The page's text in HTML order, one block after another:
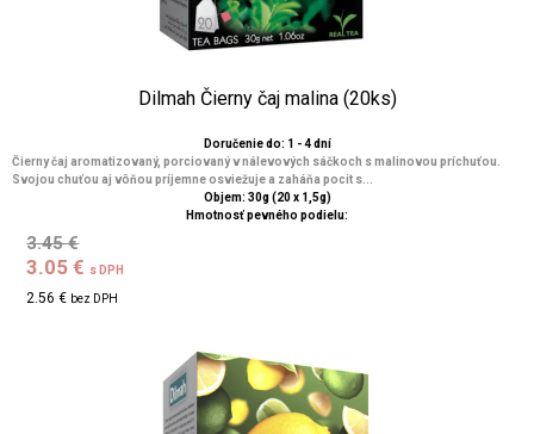
Dilmah Čierny čaj malina (20ks)
Doručenie do: 1 - 4 dní
Čierny čaj aromatizovaný, porciovaný v nálevových sáčkoch s malinovou príchuťou.
Svojou chuťou aj vôňou príjemne osviežuje a zaháňa pocit s...
Objem: 30g (20 x 1,5g)
Hmotnosť pevného podielu:
3.45 €
3.05 € s DPH
2.56 € bez DPH